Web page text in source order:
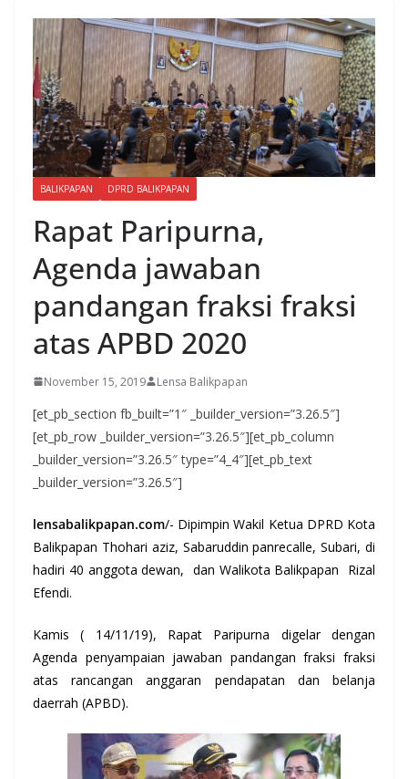
BALIKPAPAN DPRD BALIKPAPAN
Rapat Paripurna,
Agenda jawaban
pandangan fraksi fraksi
atas APBD 2020
November 15, 2019 Lensa Balikpapan
[et_pb_section fb_built=”1″ _builder_version=”3.26.5″]
[et_pb_row _builder_version=”3.26.5″][et_pb_column
_builder_version=”3.26.5″ type=”4_4″][et_pb_text
_builder_version=”3.26.5″]
lensabalikpapan.com/- Dipimpin Wakil Ketua DPRD Kota
Balikpapan Thohari aziz, Sabaruddin panrecalle, Subari, di
hadiri 40 anggota dewan, dan Walikota Balikpapan Rizal
Efendi.
Kamis ( 14/11/19), Rapat Paripurna digelar dengan
Agenda penyampaian jawaban pandangan fraksi fraksi
atas rancangan anggaran pendapatan dan belanja
daerrah (APBD).